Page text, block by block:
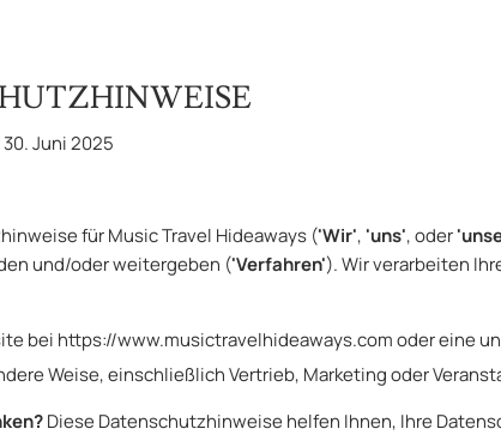
Juni 2025
für Music Travel Hideaways ('Wir', 'uns', oder
und/oder weitergeben ('Verfahren'). Wir verarbeiten
bei https://www.musictravelhideaways.com oder eine
Weise, einschließlich Vertrieb, Marketing oder
Diese Datenschutzhinweise helfen Ihnen, Ihre